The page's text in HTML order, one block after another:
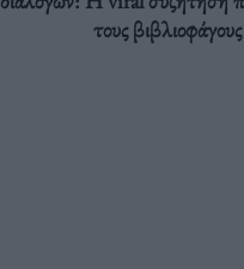
τους βιβλιοφάγους